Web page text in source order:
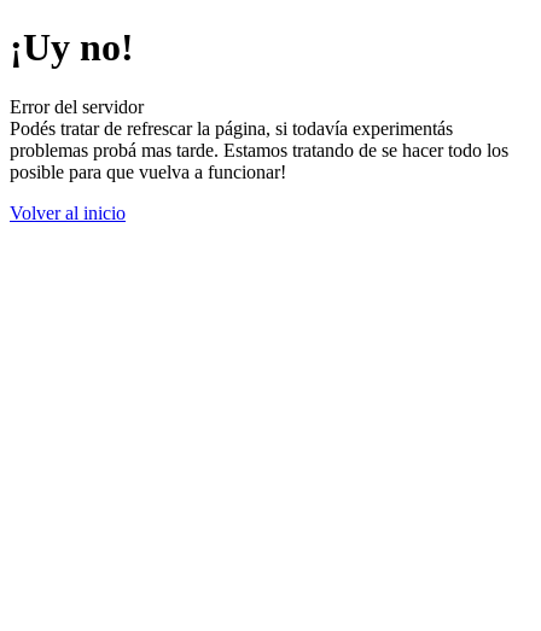
¡Uy no!
Error del servidor
Podés tratar de refrescar la página, si todavía experimentás
problemas probá mas tarde. Estamos tratando de se hacer todo los
posible para que vuelva a funcionar!
Volver al inicio